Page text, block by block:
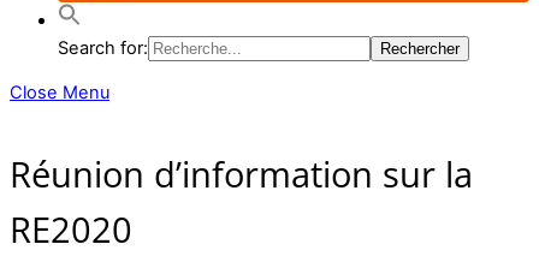
Search for:
Close Menu
Réunion d’information sur la
RE2020